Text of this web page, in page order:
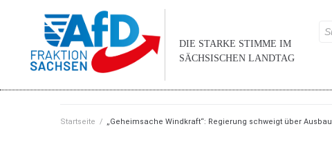
DIE STARKE STIMME IM
SÄCHSISCHEN LANDTAG
Startseite / „Geheimsache Windkraft“: Regierung schweigt über Ausbau